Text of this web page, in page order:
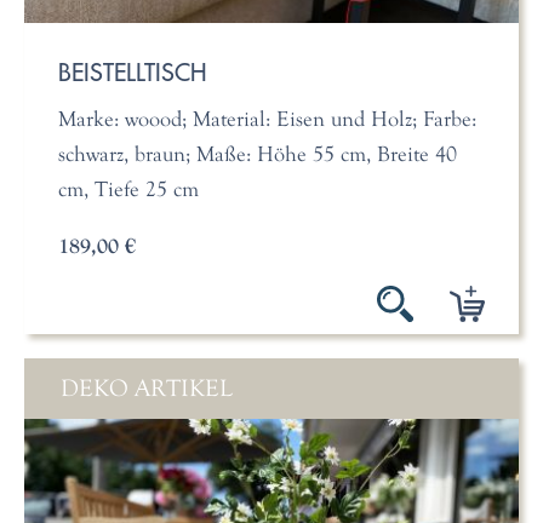
BEISTELLTISCH
Marke: woood; Material: Eisen und Holz; Farbe:
schwarz, braun; Maße: Höhe 55 cm, Breite 40
cm, Tiefe 25 cm
189,00 €
DEKO ARTIKEL